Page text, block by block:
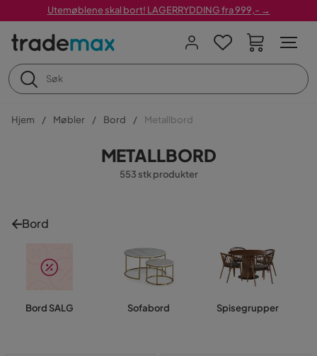
Utemøblene skal bort! LAGERRYDDING fra 999,- →
Hjem Møbler Bord Metallbord
METALLBORD
553 stk produkter
Bord
Bord SALG Sofabord Spisegrupper